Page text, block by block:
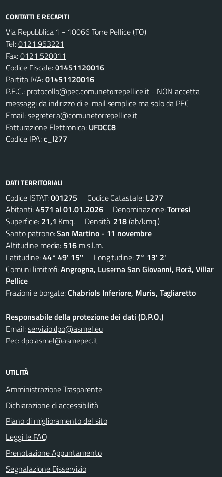
CONTATTI E RECAPITI
Via Repubblica 1 - 10066 Torre Pellice (TO)
Tel:0121.953221
Fax:0121.520011
Codice Fiscale:01451120016
Partita IVA:01451120016
P.E.C.: protocollo@pec.comunetorrepellice.it - NON accetta
messaggi da indirizzo di e-mail semplice ma solo da PEC
Email:segreteria@comunetorrepellice.it
Fatturazione Elettronica: UFDCC8
Codice IPA:c_l277
DATI TERRITORIALI
Codice ISTAT:001275 Codice Catastale: L277
Abitanti:4571 al 01.01.2026 Denominazione:Torresi
Superficie: 21,1 Kmq. Densità: 218(ab/kmq.)
Santo patrono:San Martino - 11 novembre
Altitudine media: 516 m.s.l.m.
Latitudine:44° 49' 15'' Longitudine: 7° 13' 2''
Comuni limitrofi:Angrogna, Luserna San Giovanni, Rorà, Villar
Pellice
Frazioni e borgate:Chabriols Inferiore, Muris, Tagliaretto
Responsabile della protezione dei dati (D.P.O.)
Email:servizio.dpo@asmel.eu
Pec:dpo.asmel@asmepec.it
UTILITÀ
Amministrazione Trasparente
Dichiarazione di accessibilità
Piano di miglioramento del sito
Leggi le FAQ
Prenotazione Appuntamento
Segnalazione Disservizio